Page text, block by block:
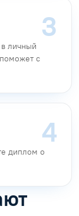
личный
с
диплом о